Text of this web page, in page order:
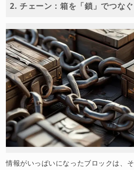
2. チェーン：箱を「鎖」でつなぐ
情報がいっぱいになったブロックは、